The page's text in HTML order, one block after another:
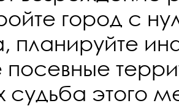
город с
планируйте
судьба этого